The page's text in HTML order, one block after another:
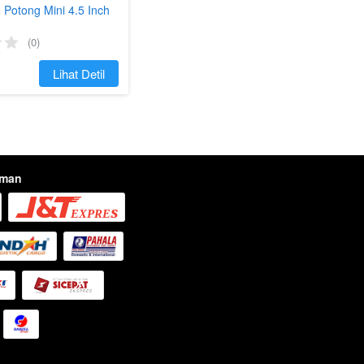
Potong Mini 4.5 Inch
(0)
`Lihat Detil